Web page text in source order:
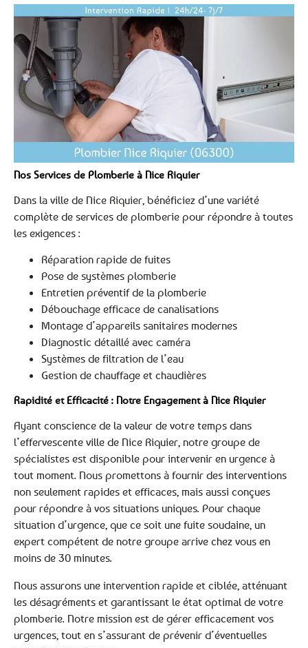
Nos Services de Plomberie à Nice Riquier
Dans la ville de Nice Riquier, bénéficiez d’une variété
complète de services de plomberie pour répondre à toutes
les exigences :
Réparation rapide de fuites
Pose de systèmes plomberie
Entretien préventif de la plomberie
Débouchage efficace de canalisations
Montage d’appareils sanitaires modernes
Diagnostic détaillé avec caméra
Systèmes de filtration de l’eau
Gestion de chauffage et chaudières
Rapidité et Efficacité : Notre Engagement à Nice Riquier
Ayant conscience de la valeur de votre temps dans
l’effervescente ville de Nice Riquier, notre groupe de
spécialistes est disponible pour intervenir en urgence à
tout moment. Nous promettons à fournir des interventions
non seulement rapides et efficaces, mais aussi conçues
pour répondre à vos situations uniques. Pour chaque
situation d’urgence, que ce soit une fuite soudaine, un
expert compétent de notre groupe arrive chez vous en
moins de 30 minutes.
Nous assurons une intervention rapide et ciblée, atténuant
les désagréments et garantissant le état optimal de votre
plomberie. Notre mission est de gérer efficacement vos
urgences, tout en s’assurant de prévenir d’éventuelles